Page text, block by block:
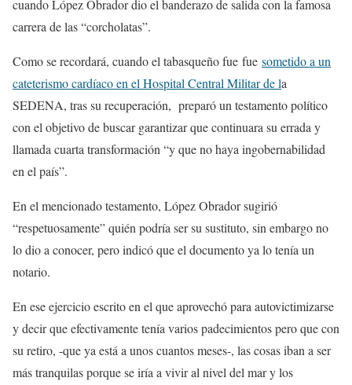
cuando López Obrador dio el banderazo de salida con la famosa
carrera de las “corcholatas”.
Como se recordará, cuando el tabasqueño fue fue sometido a un
cateterismo cardíaco en el Hospital Central Militar de la
SEDENA, tras su recuperación, preparó un testamento político
con el objetivo de buscar garantizar que continuara su errada y
llamada cuarta transformación “y que no haya ingobernabilidad
en el país”.
En el mencionado testamento, López Obrador sugirió
“respetuosamente” quién podría ser su sustituto, sin embargo no
lo dio a conocer, pero indicó que el documento ya lo tenía un
notario.
En ese ejercicio escrito en el que aprovechó para autovictimizarse
y decir que efectivamente tenía varios padecimientos pero que con
su retiro, -que ya está a unos cuantos meses-, las cosas iban a ser
más tranquilas porque se iría a vivir al nivel del mar y los